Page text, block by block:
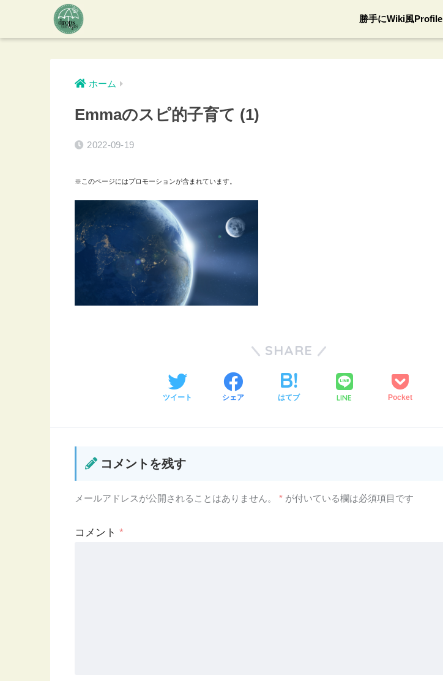
勝手にWiki風Profile
ホーム
Emmaのスピ的子育て (1)
2022-09-19
※このページにはプロモーションが含まれています。
SHARE
ツイート シェア はてブ LINE Pocket
コメントを残す
メールアドレスが公開されることはありません。 * が付いている欄は必須項目です
コメント *